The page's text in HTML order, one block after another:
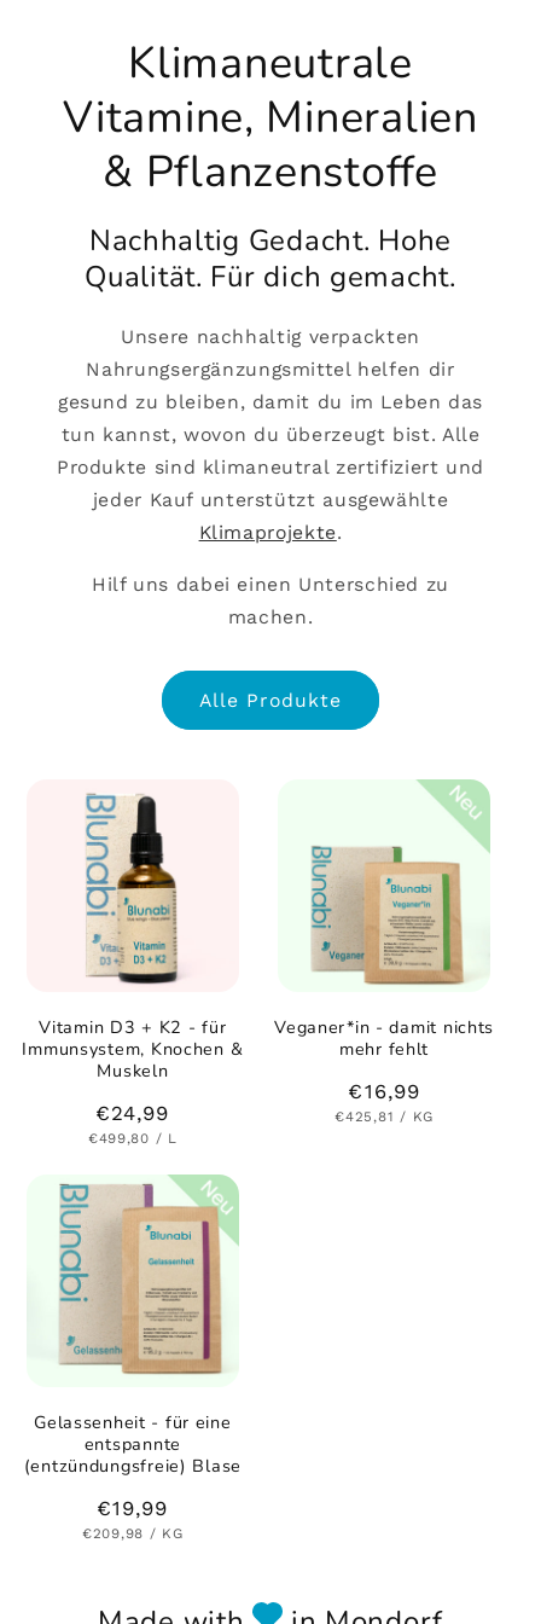
Klimaneutrale
Vitamine, Mineralien
& Pflanzenstoffe
Nachhaltig Gedacht. Hohe
Qualität. Für dich gemacht.
Unsere nachhaltig verpackten
Nahrungsergänzungsmittel helfen dir
gesund zu bleiben, damit du im Leben das
tun kannst, wovon du überzeugt bist. Alle
Produkte sind klimaneutral zertifiziert und
jeder Kauf unterstützt ausgewählte
Klimaprojekte.
Hilf uns dabei einen Unterschied zu
machen.
Alle Produkte
Vitamin D3 + K2 - für
Immunsystem, Knochen &
Muskeln
Normaler
Preis
€24,99
GRUNDPREIS
€499,80 / PRO
L
Veganer*in - damit nichts
mehr fehlt
Normaler
Preis
€16,99
GRUNDPREIS
€425,81 / PRO
KG
Gelassenheit - für eine
entspannte
(entzündungsfreie) Blase
Normaler
Preis
€19,99
GRUNDPREIS
€209,98 / PRO
KG